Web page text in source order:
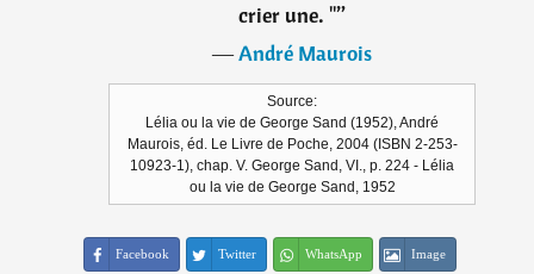
crier une. "”
―André Maurois
Source:
Lélia ou la vie de George Sand (1952), André
Maurois, éd. Le Livre de Poche, 2004 (ISBN 2-253-
10923-1), chap. V. George Sand, VI., p. 224 - Lélia
ou la vie de George Sand, 1952
Facebook Twitter WhatsApp Image